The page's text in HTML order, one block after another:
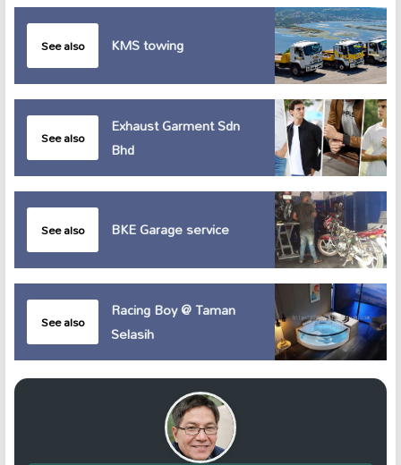
See also KMS towing
See also
Exhaust Garment Sdn
Bhd
See also BKE Garage service
See also
Racing Boy @ Taman
Selasih